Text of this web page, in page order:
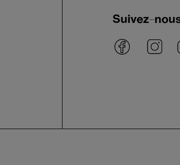
Suivez-